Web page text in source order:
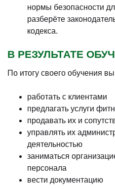
нормы безопасности
разберёте
кодекса.
В РЕЗУЛЬТАТЕ
По итогу своего обучения
работать с клиентами
предлагать услуги
продавать их и
управлять их
деятельностью
заниматься
персонала
вести документацию